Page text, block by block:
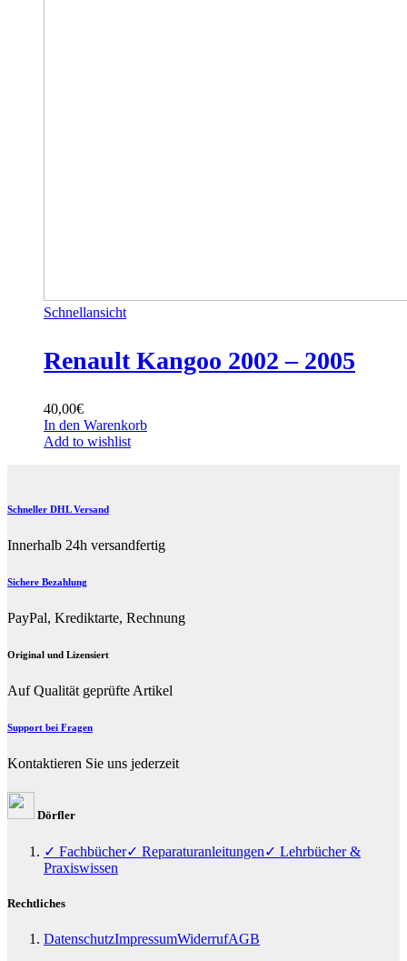
Schnellansicht
Renault Kangoo 2002 – 2005
40,00€
In den Warenkorb
Add to wishlist
Schneller DHL Versand
Innerhalb 24h versandfertig
Sichere Bezahlung
PayPal, Krediktarte, Rechnung
Original und Lizensiert
Auf Qualität geprüfte Artikel
Support bei Fragen
Kontaktieren Sie uns jederzeit
Dörfler
✓ Fachbücher✓ Reparaturanleitungen✓ Lehrbücher &
Praxiswissen
Rechtliches
DatenschutzImpressumWiderrufAGB